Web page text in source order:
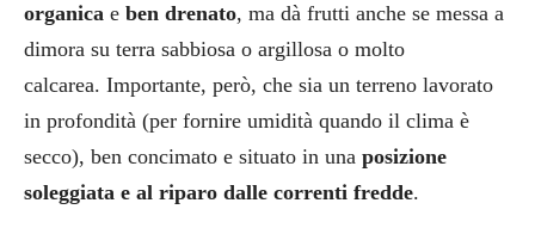
organica e ben drenato, ma dà frutti anche se messa a
dimora su terra sabbiosa o argillosa o molto
calcarea. Importante, però, che sia un terreno lavorato
in profondità (per fornire umidità quando il clima è
secco), ben concimato e situato in una posizione
soleggiata e al riparo dalle correnti fredde.